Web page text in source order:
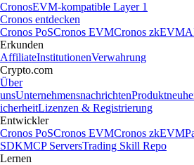
CronosEVM-kompatible Layer 1
Cronos entdecken
Cronos PoSCronos EVMCronos zkEVM
Erkunden
AffiliateInstitutionenVerwahrung
Crypto.com
Über
unsUnternehmensnachrichten
icherheitLizenzen & Registrierung
Entwickler
Cronos PoSCronos EVMCronos zkEVM
SDKMCP ServersTrading Skill Repo
Lernen